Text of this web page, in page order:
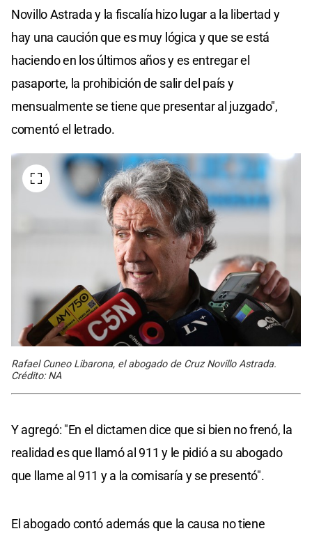
Novillo Astrada y la fiscalía hizo lugar a la libertad y
hay una caución que es muy lógica y que se está
haciendo en los últimos años y es entregar el
pasaporte, la prohibición de salir del país y
mensualmente se tiene que presentar al juzgado",
comentó el letrado.
Rafael Cuneo Libarona, el abogado de Cruz Novillo Astrada.
Crédito: NA
Y agregó: "En el dictamen dice que si bien no frenó, la
realidad es que llamó al 911 y le pidió a su abogado
que llame al 911 y a la comisaría y se presentó".
El abogado contó además que la causa no tiene